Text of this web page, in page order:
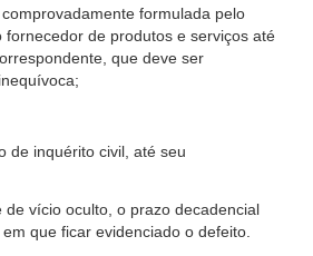
formulada pelo
fornecedor de produtos e serviços até
que deve ser
de inquérito civil, até seu
de vício oculto, o prazo decadencial
que ficar evidenciado o defeito.